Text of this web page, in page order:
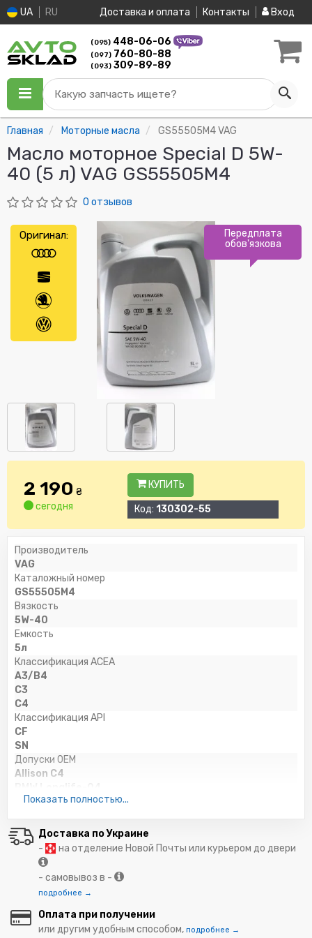
UA RU Доставка и оплата Контакты Вход
(095) 448-06-06
(097) 760-80-88
(093) 309-89-89
Какую запчасть ищете?
Главная Моторные масла GS55505M4 VAG
Масло моторное Special D 5W-
40 (5 л) VAG GS55505M4
0 отзывов
Передплата
обов'язкова
Оригинал:
2 190 ₴
сегодня
КУПИТЬ
Код: 130302-55
Производитель
VAG
Каталожный номер
GS55505M4
Вязкость
5W-40
Емкость
5л
Классификация ACEA
A3/B4
C3
C4
Классификация API
CF
SN
Допуски OEM
Allison C4
Caterpillar ECF-2
Chrysler MS 11106
Cummins CES 20078
Detroit Diesel DDC 93K215
Ford WSS-M2C 913-C
Ford WSS-M2C 934-B
GM-LL-A-025
Показать полностью...
Доставка по Украине
-
на отделение Новой Почты или курьером до двери
- самовывоз в -
подробнее →
Оплата при получении
или другим удобным способом, подробнее →